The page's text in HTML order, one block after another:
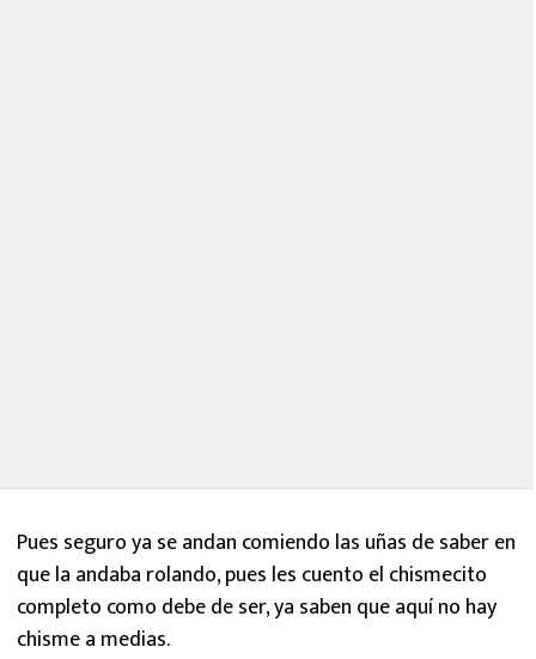
Pues seguro ya se andan comiendo las uñas de saber en
que la andaba rolando, pues les cuento el chismecito
completo como debe de ser, ya saben que aquí no hay
chisme a medias.